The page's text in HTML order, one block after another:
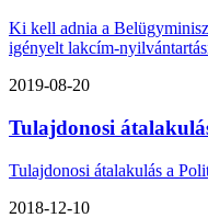
Ki kell adnia a
igényelt lakcím-
2019-08-20
Tulajdonosi
Tulajdonosi átalakulás a
2018-12-10